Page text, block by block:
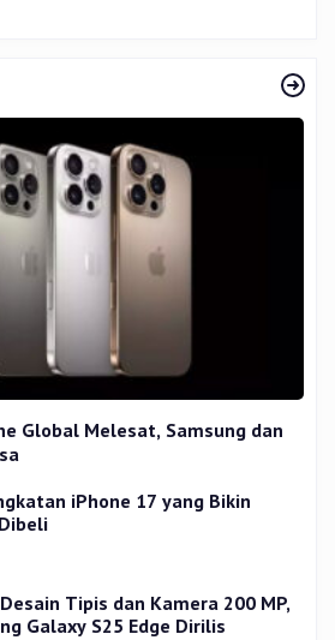
Global Melesat, Samsung dan
iPhone 17 yang Bikin
Tipis dan Kamera 200 MP,
Galaxy S25 Edge Dirilis